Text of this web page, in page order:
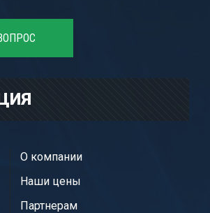
О компании
Наши цены
Партнерам